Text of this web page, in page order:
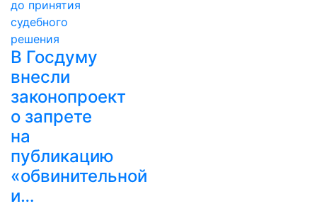
В Госдуму
внесли
законопроект
о запрете
на
публикацию
«обвинительной
и…